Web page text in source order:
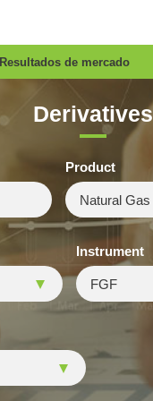
Resultados de mercado
Derivatives
Product
Instrument